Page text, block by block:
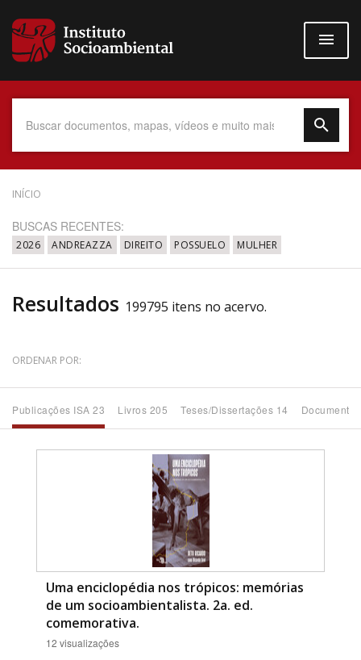
para
conteúdo
Data do Documento
Até
Povo Indígena
Área Protegida
INÍCIO
BUSCAS RECENTES:
2026 ANDREAZZA DIREITO POSSUELO MULHER
Resultados 199795 itens no acervo.
ORDENAR POR:
Publicações ISA 23 Livros 205 Teses/Dissertações 14
Uma enciclopédia nos trópicos: memórias
de um socioambientalista. 2a. ed.
comemorativa.
12 visualizações